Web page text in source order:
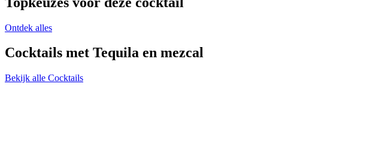
Ontdek alles
Cocktails met Tequila en mezcal
Bekijk alle Cocktails